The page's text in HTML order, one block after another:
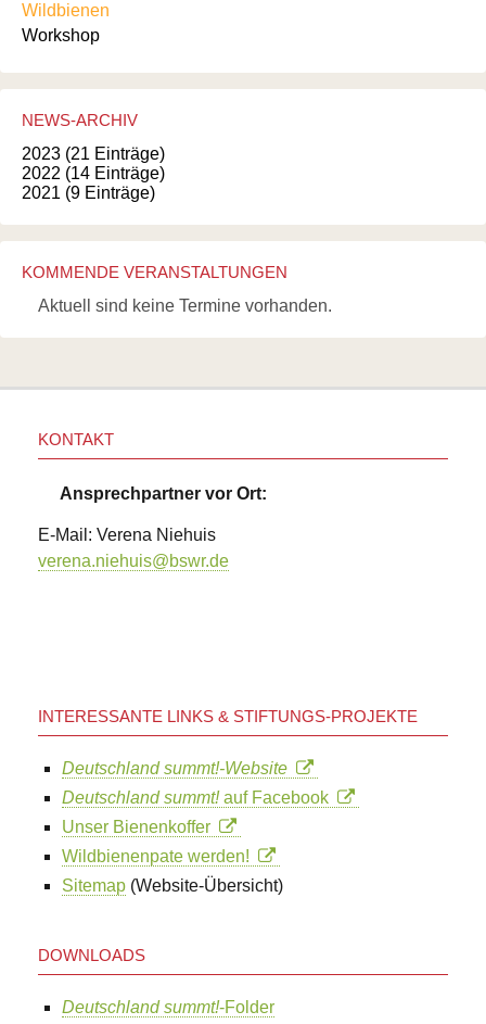
Wildbienen
Workshop
NEWS-ARCHIV
2023 (21 Einträge)
2022 (14 Einträge)
2021 (9 Einträge)
KOMMENDE VERANSTALTUNGEN
Aktuell sind keine Termine vorhanden.
KONTAKT
Ansprechpartner vor Ort:
E-Mail: Verena Niehuis
verena.niehuis@bswr.de
INTERESSANTE LINKS & STIFTUNGS-PROJEKTE
Deutschland summt!-Website
Deutschland summt!auf Facebook
Unser Bienenkoffer
Wildbienenpate werden!
Sitemap (Website-Übersicht)
DOWNLOADS
Deutschland summt!-Folder